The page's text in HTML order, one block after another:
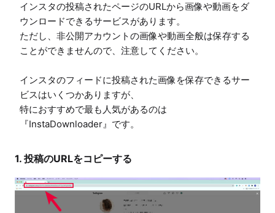
インスタの投稿されたページのURLから画像や動画をダ
ウンロードできるサービスがあります。
ただし、非公開アカウントの画像や動画全般は保存する
ことができませんので、注意してください。
インスタのフィードに投稿された画像を保存できるサー
ビスはいくつかありますが、
特におすすめで最も人気があるのは
『InstaDownloader』です。
1. 投稿のURLをコピーする